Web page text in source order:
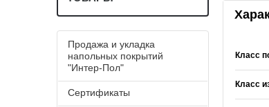
Класс
Класс
Продажа и укладка
напольных покрытий
"Интер-Пол"
Сертификаты